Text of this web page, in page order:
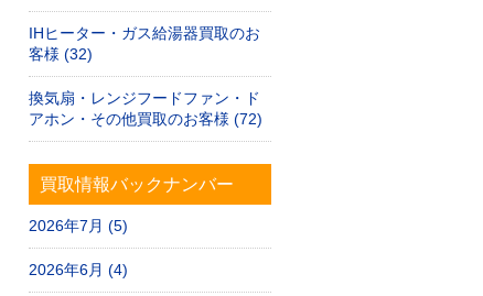
IHヒーター・ガス給湯器買取のお
客様 (32)
換気扇・レンジフードファン・ド
アホン・その他買取のお客様 (72)
買取情報バックナンバー
2026年7月 (5)
2026年6月 (4)